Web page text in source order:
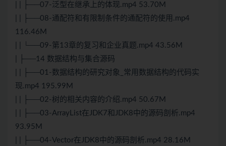
| | ├──07-泛型在继承上的体现.mp4 53.70M
| | ├──08-通配符和有限制条件的通配符的使用.mp4
116.46M
| | └──09-第13章的复习和企业真题.mp4 43.56M
| ├──14 数据结构与集合源码
| | ├──01-数据结构的研究对象_常用数据结构的代码实
现.mp4 195.99M
| | ├──02-树的相关内容的介绍.mp4 50.67M
| | ├──03-ArrayList在JDK7和JDK8中的源码剖析.mp4
93.95M
| | ├──04-Vector在JDK8中的源码剖析.mp4 28.16M